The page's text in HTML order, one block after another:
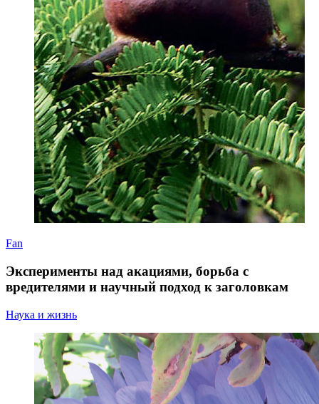
Fan
Эксперименты над акациями, борьба с
вредителями и научный подход к заголовкам
Наука и жизнь